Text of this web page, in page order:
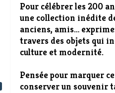
Pour célébrer les 200
une collection inédite
anciens, amis…
travers des objets qui
culture et modernité.
Pensée pour marquer
conserver un souvenir